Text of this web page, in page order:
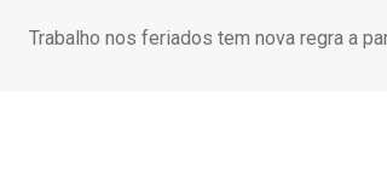
Trabalho nos feriados tem nova regra a